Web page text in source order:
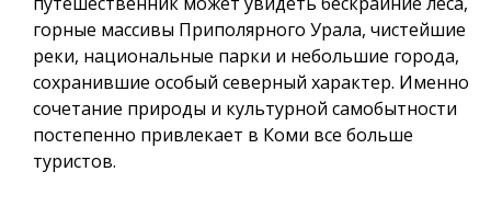
горные массивы Приполярного Урала, чистейшие
реки, национальные парки и небольшие города,
сохранившие особый северный характер. Именно
сочетание природы и культурной самобытности
постепенно привлекает в Коми все больше
туристов.